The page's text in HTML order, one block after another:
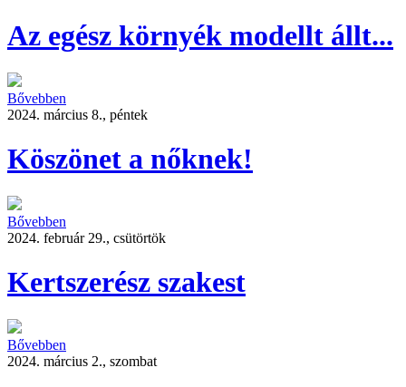
Az egész környék modellt állt...
Bővebben
2024. március 8., péntek
Köszönet a nőknek!
Bővebben
2024. február 29., csütörtök
Kertszerész szakest
Bővebben
2024. március 2., szombat